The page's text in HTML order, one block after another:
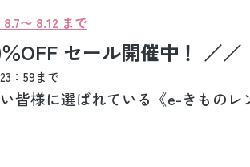
〜 8.12 まで
OFF セール開催中！ ／／
：59まで
皆様に選ばれている《e-きもの